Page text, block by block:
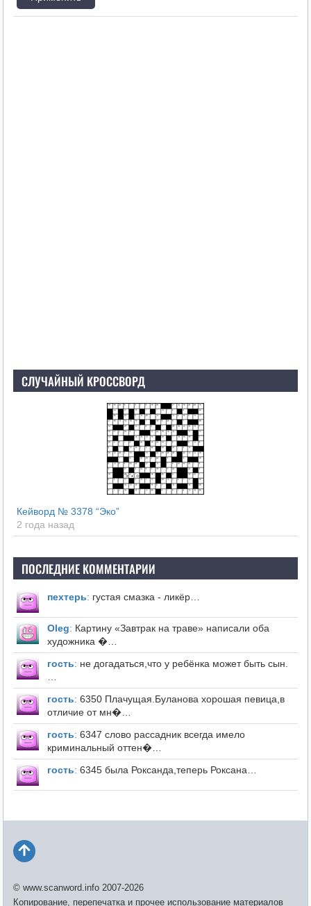
СЛУЧАЙНЫЙ КРОССВОРД
Кейворд № 3378 “Эко”
2 года назад
ПОСЛЕДНИЕ КОММЕНТАРИИ
пехтерь: густая смазка - ликёр…
Оleg: Картину «Завтрак на траве» написали оба
художника �…
гость: не догадаться,что у ребёнка может быть сын.
…
гость: 6350 Плачущая.Буланова хорошая певица,в
отличие от мн�…
гость: 6347 слово рассадник всегда имело
криминальный оттен�…
гость: 6345 была Роксанда,теперь Роксана…
© www.scanword.info 2007-2026
Копирование, перепечатка и прочее использование материалов